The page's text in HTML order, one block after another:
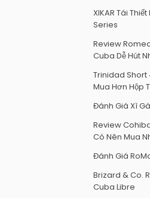
XIKAR Tái
Series
Review
Cuba Dễ Hút
Trinidad Short
Mua Hơn Hộp
Đánh Giá Xì
Review
Có Nên Mua
Đánh Giá
Brizard & Co.
Cuba Libre